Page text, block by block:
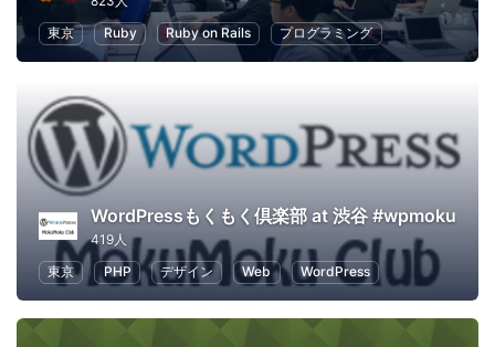
東京
Ruby Ruby on Rails プログラミング
WordPressもくもく倶楽部 at 渋谷 #wpmoku
419人
東京
PHP デザイン Web WordPress